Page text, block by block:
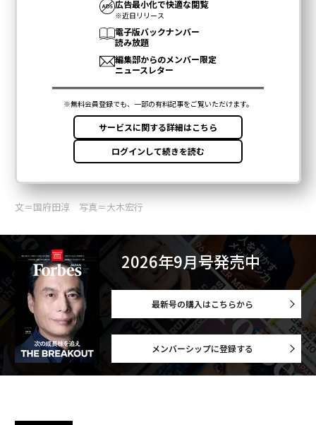
文＝国府田淳 写真＝大木宏行
2026年9月号発売中
最新号の購入はこちらから
メンバーシップに登録する